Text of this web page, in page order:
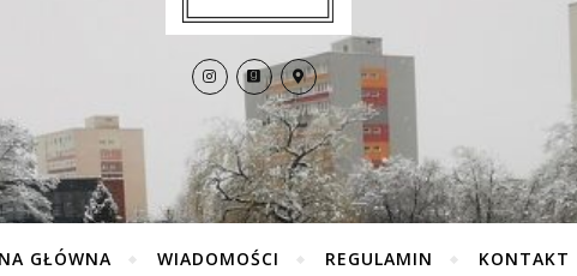
GŁÓWNA WIADOMOŚCI REGULAMIN KONTAKT